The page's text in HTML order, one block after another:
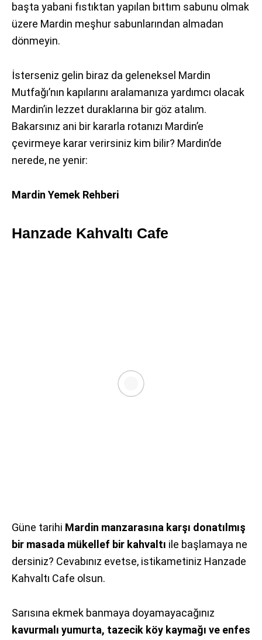
başta yabani fıstıktan yapılan bıttım sabunu olmak
üzere Mardin meşhur sabunlarından almadan
dönmeyin.
İsterseniz gelin biraz da geleneksel Mardin
Mutfağı’nın kapılarını aralamanıza yardımcı olacak
Mardin’in lezzet duraklarına bir göz atalım.
Bakarsınız ani bir kararla rotanızı Mardin’e
çevirmeye karar verirsiniz kim bilir? Mardin’de
nerede, ne yenir:
Mardin Yemek Rehberi
Hanzade Kahvaltı Cafe
Güne tarihi Mardin manzarasına karşı donatılmış
bir masada mükellef bir kahvaltı ile başlamaya ne
dersiniz? Cevabınız evetse, istikametiniz Hanzade
Kahvaltı Cafe olsun.
Sarısına ekmek banmaya doyamayacağınız
kavurmalı yumurta, tazecik köy kaymağı ve enfes